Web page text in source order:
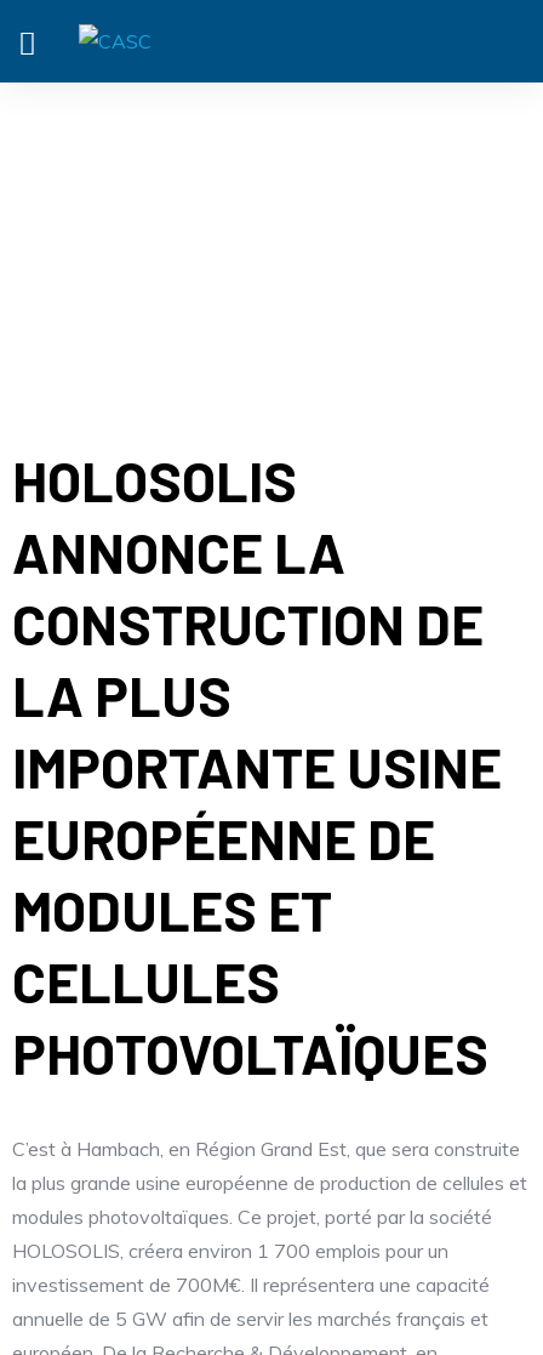
HOLOSOLIS
ANNONCE LA
CONSTRUCTION DE
LA PLUS
IMPORTANTE USINE
EUROPÉENNE DE
MODULES ET
CELLULES
PHOTOVOLTAÏQUES
C’est à Hambach, en Région Grand Est, que sera construite
la plus grande usine européenne de production de cellules et
modules photovoltaïques. Ce projet, porté par la société
HOLOSOLIS, créera environ 1 700 emplois pour un
investissement de 700M€. Il représentera une capacité
annuelle de 5 GW afin de servir les marchés français et